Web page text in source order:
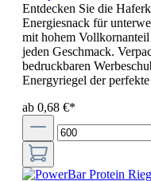
Entdecken Sie die
Energiesnack für
mit hohem
jeden Geschmack.
bedruckbaren
Energyriegel der
ab 0,68 €*